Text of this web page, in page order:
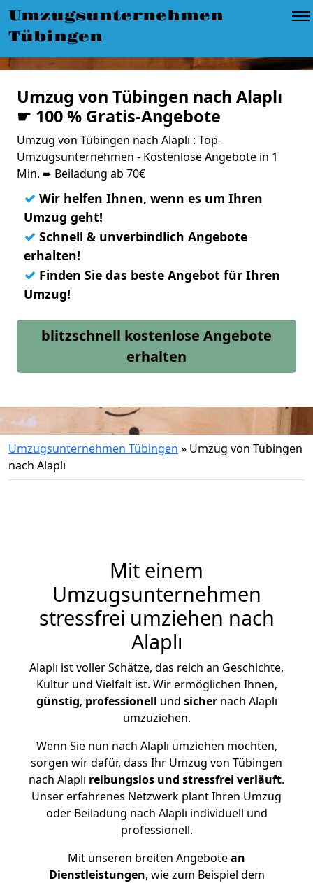
Umzugsunternehmen
Tübingen
Umzug von Tübingen nach Alaplı
☛ 100 % Gratis-Angebote
Umzug von Tübingen nach Alaplı : Top-
Umzugsunternehmen - Kostenlose Angebote in 1
Min. ➨ Beiladung ab 70€
✓ Wir helfen Ihnen, wenn es um Ihren
Umzug geht!
✓ Schnell & unverbindlich Angebote
erhalten!
✓ Finden Sie das beste Angebot für Ihren
Umzug!
blitzschnell kostenlose Angebote
erhalten
Umzugsunternehmen Tübingen » Umzug von Tübingen
nach Alaplı
Mit einem
Umzugsunternehmen
stressfrei umziehen nach
Alaplı
Alaplı ist voller Schätze, das reich an Geschichte,
Kultur und Vielfalt ist. Wir ermöglichen Ihnen,
günstig, professionell und sichernach Alaplı
umzuziehen.
Wenn Sie nun nach Alaplı umziehen möchten,
sorgen wir dafür, dass Ihr Umzug von Tübingen
nach Alaplı reibungslos und stressfrei verläuft.
Unser erfahrenes Netzwerk plant Ihren Umzug
oder Beiladung nach Alaplı individuell und
professionell.
Mit unseren breiten Angebotean
Dienstleistungen, wie zum Beispiel dem